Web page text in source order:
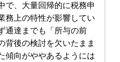
で、大量回帰的に税務申
務上の特性が影響してい
通達までも「所与の前
背後の検討を欠いたまま
傾向がややあるようには